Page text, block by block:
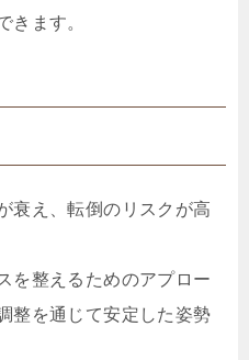
きます。
衰え、転倒のリスクが高
を整えるためのアプロー
整を通じて安定した姿勢